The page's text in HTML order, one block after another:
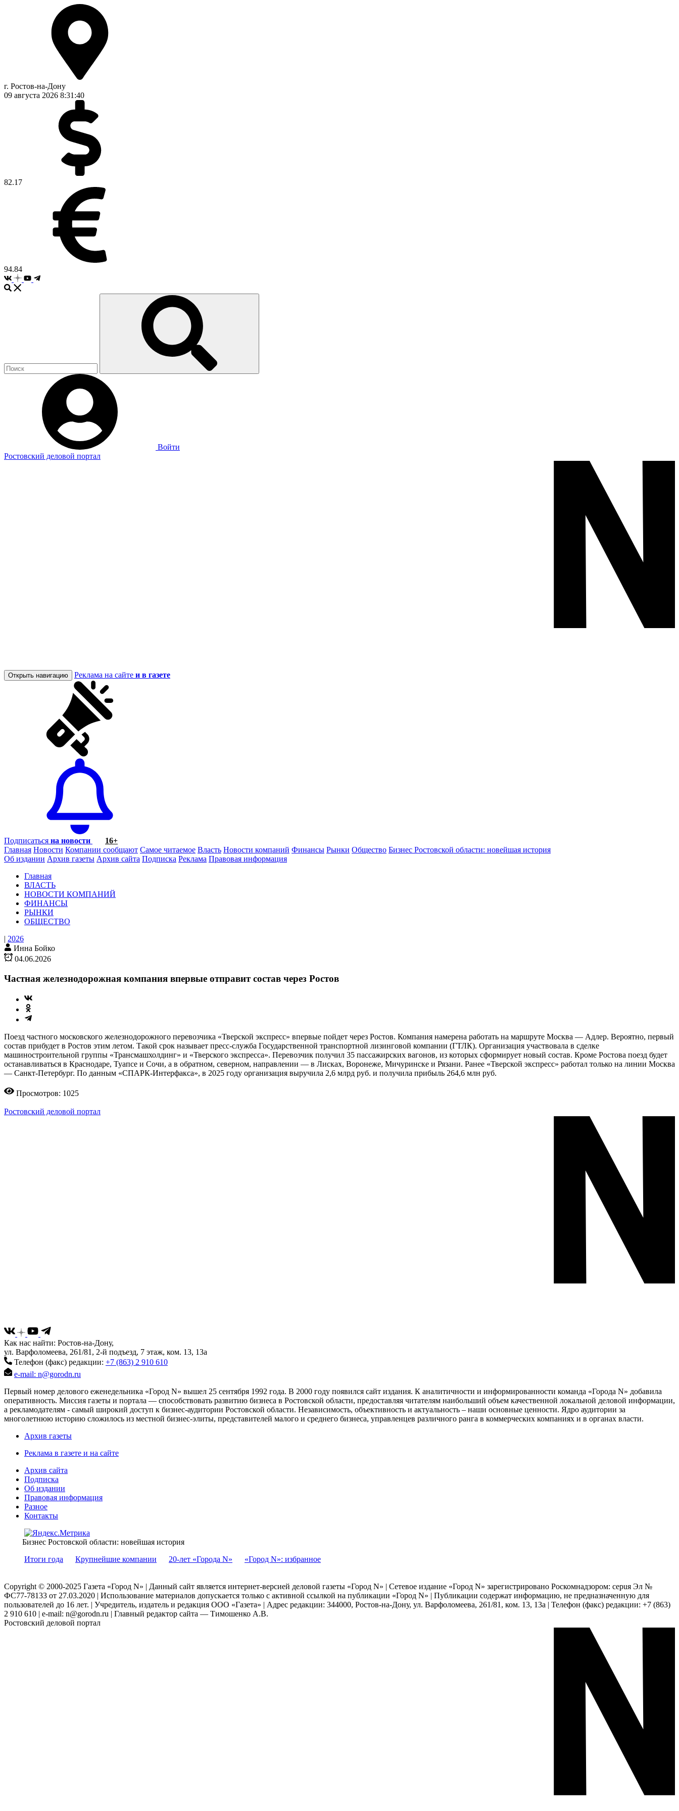
г. Ростов-на-Дону
09 августа 2026 8:31:41
82.17
94.84
Войти
Ростовский деловой портал
Открыть навигацию Реклама на сайте и в газете
Подписаться на новости
16+
Главная Новости Компании сообщают Самое читаемое Власть Новости компаний Финансы Рынки Общество Бизнес Ростовской области: новейшая история
Об издании Архив газеты Архив сайта Подписка Реклама Правовая информация
Главная
ВЛАСТЬ
НОВОСТИ КОМПАНИЙ
ФИНАНСЫ
РЫНКИ
ОБЩЕСТВО
| 2026
Инна Бойко
04.06.2026
Частная железнодорожная компания впервые отправит состав через Ростов
Поезд частного московского железнодорожного перевозчика «Тверской экспресс» впервые пойдет через Ростов. Компания намерена работать на маршруте Москва — Адлер. Вероятно, первый
состав прибудет в Ростов этим летом. Такой срок называет пресс-служба Государственной транспортной лизинговой компании (ГТЛК). Организация участвовала в сделке
машиностроительной группы «Трансмашхолдинг» и «Тверского экспресса». Перевозчик получил 35 пассажирских вагонов, из которых сформирует новый состав. Кроме Ростова поезд будет
останавливаться в Краснодаре, Туапсе и Сочи, а в обратном, северном, направлении — в Лисках, Воронеже, Мичуринске и Рязани. Ранее «Тверской экспресс» работал только на линии Москва
— Санкт-Петербург. По данным «СПАРК-Интерфакса», в 2025 году организация выручила 2,6 млрд руб. и получила прибыль 264,6 млн руб.
Просмотров: 1025
Ростовский деловой портал
Как нас найти: Ростов-на-Дону,
ул. Варфоломеева, 261/81, 2-й подъезд, 7 этаж, ком. 13, 13а
Телефон (факс) редакции: +7 (863) 2 910 610
e-mail: n@gorodn.ru
Первый номер делового еженедельника «Город N» вышел 25 сентября 1992 года. В 2000 году появился сайт издания. К аналитичности и информированности команда «Города N» добавила
оперативность. Миссия газеты и портала — способствовать развитию бизнеса в Ростовской области, предоставляя читателям наибольший объем качественной локальной деловой информации,
а рекламодателям - самый широкий доступ к бизнес-аудитории Ростовской области. Независимость, объективность и актуальность – наши основные ценности. Ядро аудитории за
многолетнюю историю сложилось из местной бизнес-элиты, представителей малого и среднего бизнеса, управленцев различного ранга в коммерческих компаниях и в органах власти.
Архив газеты
Реклама в газете и на сайте
Архив сайта
Подписка
Об издании
Правовая информация
Разное
Контакты
Бизнес Ростовской области: новейшая история
Итоги года
Крупнейшие компании 20-лет «Города N» «Город N»: избранное
Copyright © 2000-2025 Газета «Город N» | Данный сайт является интернет-версией деловой газеты «Город N» | Сетевое издание «Город N» зарегистрировано Роскомнадзором: серuя Эл №
ФС77-78133 от 27.03.2020 | Использование материалов допускается только с активной ссылкой на публикации «Город N» | Публикации содержат информацию, не предназначенную для
пользователей до 16 лет. | Учредитель, издатель и редакция ООО «Газета» | Адрес редакции: 344000, Ростов-на-Дону, ул. Варфоломеева, 261/81, ком. 13, 13а | Телефон (факс) редакции: +7 (863)
2 910 610 | e-mail: n@gorodn.ru | Главный редактор сайта — Тимошенко А.В.
Ростовский деловой портал